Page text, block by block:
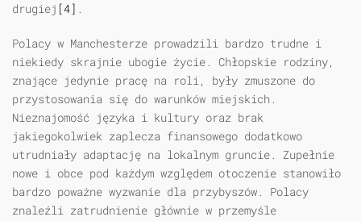
drugiej [4] .
Polacy w Manchesterze prowadzili bardzo trudne i
niekiedy skrajnie ubogie życie. Chłopskie rodziny,
znające jedynie pracę na roli, były zmuszone do
przystosowania się do warunków miejskich.
Nieznajomość języka i kultury oraz brak
jakiegokolwiek zaplecza finansowego dodatkowo
utrudniały adaptację na lokalnym gruncie. Zupełnie
nowe i obce pod każdym względem otoczenie stanowiło
bardzo poważne wyzwanie dla przybyszów. Polacy
znaleźli zatrudnienie głównie w przemyśle